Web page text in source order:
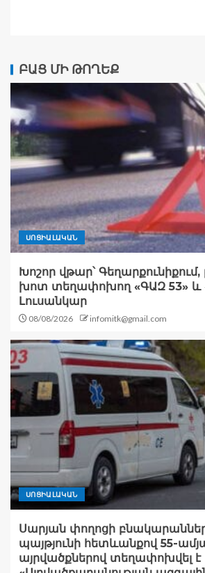
ԲԱՑ ՄԻ ԹՈՂԵՔ
ՍՈՑԻԱԼԱԿԱՆ
Խոշոր վթար՝
խոտ տեղափոխող «ԳԱԶ 53» և
Լուսանկար
08/08/2026 infomitk@gmail.com
ՍՈՑԻԱԼԱԿԱՆ
Սարյան փողոցի
պայթյունի հետևանքով 55-
այրվածքներով տեղափոխվել է